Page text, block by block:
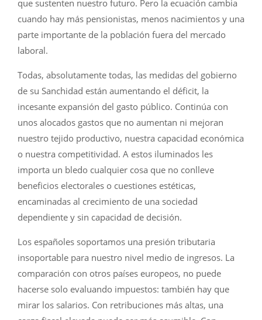
que sustenten nuestro futuro. Pero la ecuación cambia
cuando hay más pensionistas, menos nacimientos y una
parte importante de la población fuera del mercado
laboral.
Todas, absolutamente todas, las medidas del gobierno
de su Sanchidad están aumentando el déficit, la
incesante expansión del gasto público. Continúa con
unos alocados gastos que no aumentan ni mejoran
nuestro tejido productivo, nuestra capacidad económica
o nuestra competitividad. A estos iluminados les
importa un bledo cualquier cosa que no conlleve
beneficios electorales o cuestiones estéticas,
encaminadas al crecimiento de una sociedad
dependiente y sin capacidad de decisión.
Los españoles soportamos una presión tributaria
insoportable para nuestro nivel medio de ingresos. La
comparación con otros países europeos, no puede
hacerse solo evaluando impuestos: también hay que
mirar los salarios. Con retribuciones más altas, una